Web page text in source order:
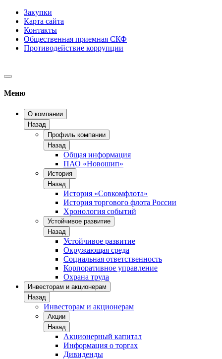
Закупки
Карта сайта
Контакты
Общественная приемная СКФ
Противодействие коррупции
Меню
О компании
Назад
Профиль компании
Назад
Общая информация
ПАО «Новошип»
История
Назад
История «Совкомфлота»
История торгового флота России
Хронология событий
Устойчивое развитие
Назад
Устойчивое развитие
Окружающая среда
Социальная ответственность
Корпоративное управление
Охрана труда
Инвесторам и акционерам
Назад
Инвесторам и акционерам
Акции
Назад
Акционерный капитал
Информация о торгах
Дивиденды